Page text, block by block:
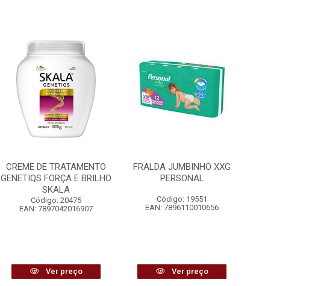
CREME DE TRATAMENTO
GENETIQS FORÇA E BRILHO
SKALA
Código: 20475
EAN: 7897042016907
Ver preço
FRALDA JUMBINHO XXG
PERSONAL
Código: 19551
EAN: 7896110010656
Ver preço